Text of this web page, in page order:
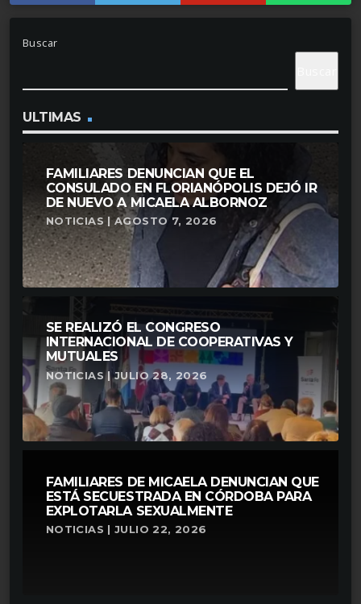
Buscar
ULTIMAS
FAMILIARES DENUNCIAN QUE EL
CONSULADO EN FLORIANÓPOLIS DEJÓ IR
DE NUEVO A MICAELA ALBORNOZ
NOTICIAS | AGOSTO 7, 2026
SE REALIZÓ EL CONGRESO
INTERNACIONAL DE COOPERATIVAS Y
MUTUALES
NOTICIAS | JULIO 28, 2026
FAMILIARES DE MICAELA DENUNCIAN QUE
ESTÁ SECUESTRADA EN CÓRDOBA PARA
EXPLOTARLA SEXUALMENTE
NOTICIAS | JULIO 22, 2026